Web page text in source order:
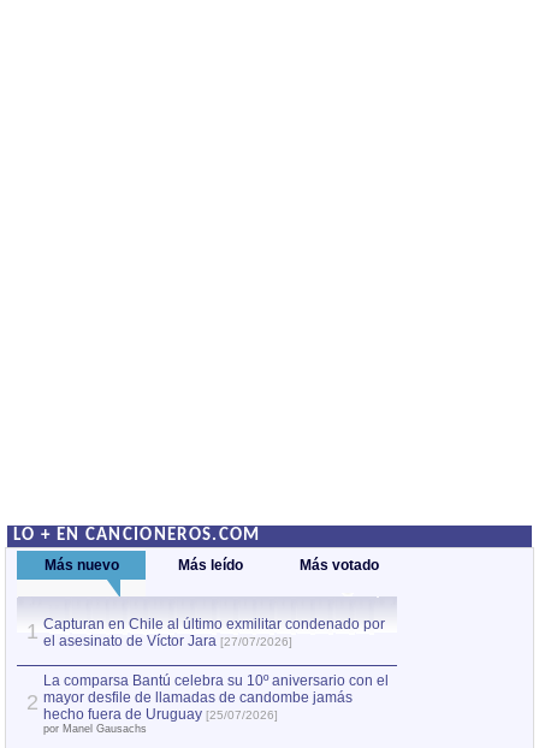
LO + EN CANCIONEROS.COM
Más nuevo Más leído Más votado
1 Capturan en Chile al último exmilitar condenado por
el asesinato de Víctor Jara [27/07/2026]
2
La comparsa Bantú celebra su 10º aniversario con el
mayor desfile de llamadas de candombe jamás
hecho fuera de Uruguay [25/07/2026]
por Manel Gausachs